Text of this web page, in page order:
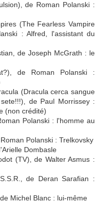
de Roman Polanski :
(The Fearless Vampire
: Alfred, l'assistant du
de Joseph McGrath : le
de Roman Polanski :
(Dracula cerca sangue
de Paul Morrissey :
(non crédité)
Polanski : l'homme au
Polanski : Trelkovsky
Dombasle
(TV), de Walter Asmus :
de Deran Sarafian :
Michel Blanc : lui-même